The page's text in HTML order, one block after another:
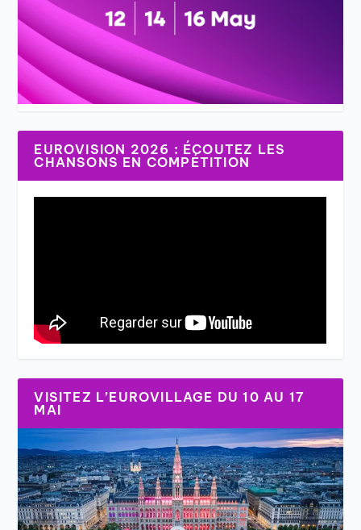
EUROVISION 2026 : ÉCOUTEZ LES
CHANSONS EN COMPÉTITION
VISITEZ L’EUROVILLAGE DU 10 AU 17
MAI